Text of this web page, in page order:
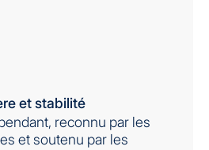
et stabilité
reconnu par les
et soutenu par les